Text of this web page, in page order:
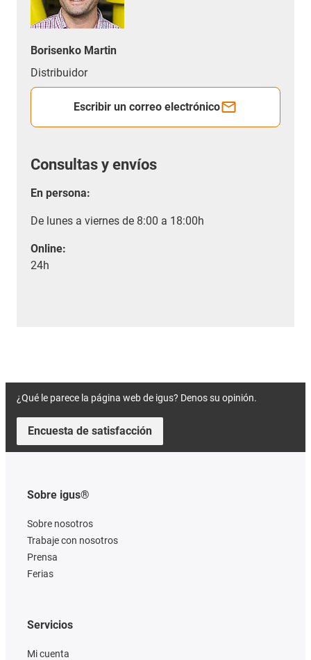
Borisenko Martin
Distribuidor
Escribir un correo electrónico
Consultas y envíos
En persona:
De lunes a viernes de 8:00 a 18:00h
Online:
24h
¿Qué le parece la página web de igus? Denos su opinión.
Encuesta de satisfacción
Sobre igus®
Sobre nosotros
Trabaje con nosotros
Prensa
Ferias
Servicios
Mi cuenta